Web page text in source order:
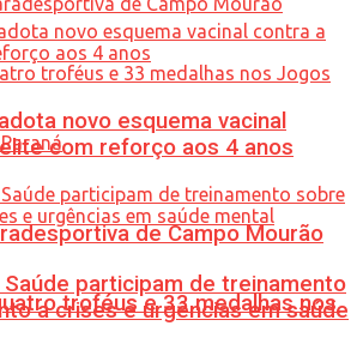
de Campo Mourão
troféus e 33 medalhas nos
novo esquema vacinal
com reforço aos 4 anos
participam de treinamento
a crises e urgências em saúde